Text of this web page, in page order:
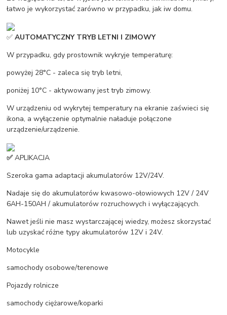
łatwo je wykorzystać zarówno w przypadku, jak iw domu.
✅AUTOMATYCZNY TRYB LETNI I ZIMOWY
W przypadku, gdy prostownik wykryje temperaturę:
powyżej 28°C - zaleca się tryb letni,
poniżej 10°C - aktywowany jest tryb zimowy.
W urządzeniu od wykrytej temperatury na ekranie zaświeci się
ikona, a wyłączenie optymalnie naładuje połączone
urządzenie/urządzenie.
✅ APLIKACJA
Szeroka gama adaptacji akumulatorów 12V/24V.
Nadaje się do akumulatorów kwasowo-ołowiowych 12V / 24V
6AH-150AH / akumulatorów rozruchowych i wyłączających.
Nawet jeśli nie masz wystarczającej wiedzy, możesz skorzystać
lub uzyskać różne typy akumulatorów 12V i 24V.
Motocykle
samochody osobowe/terenowe
Pojazdy rolnicze
samochody ciężarowe/koparki